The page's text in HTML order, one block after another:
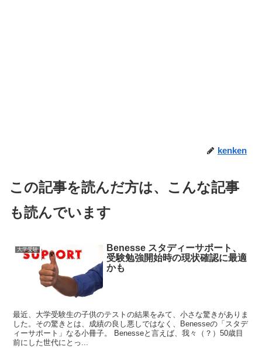
kenken
この記事を読んだ方は、こんな記事
も読んでいます
大学受験
Benesse スタディーサポート、
受験勉強開始時の現状確認に最適
かも
最近、大学受験生の子供のテストの結果をみて、小さな驚きがありま
した。その驚きとは、成績の良し悪しではなく、Benesseの「スタデ
ィーサポート」なる小冊子。 Benesseと言えば、我々（？）50歳目
前にした世代にとっ...